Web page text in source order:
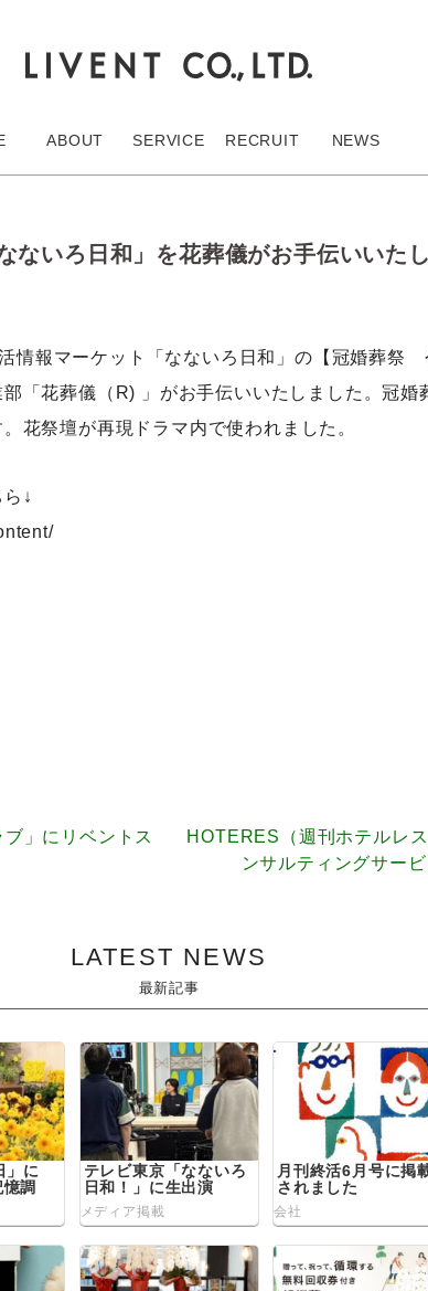
ABOUT SERVICE RECRUIT NEWS
ないろ日和」を花葬儀がお手伝いいた
報マーケット「なないろ日和」の【冠婚葬祭
「花葬儀（R) 」がお手伝いいたしました。冠婚
花祭壇が再現ドラマ内で使われました。
↓
」にリベントス
HOTERES（週刊ホテルレ
ンサルティングサー
LATEST NEWS
最新記事
」に
憶調
テレビ東京「なないろ
日和！」に生出演
メディア掲載
月刊終活6月号に掲
されました
会社